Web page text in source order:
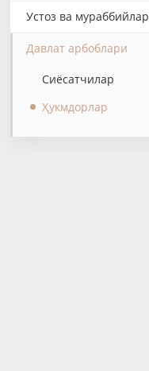
Устоз ва мураббийлар
Давлат арбоблари
Сиёсатчилар
Ҳукмдорлар